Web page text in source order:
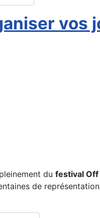
vos
du festival Off
de